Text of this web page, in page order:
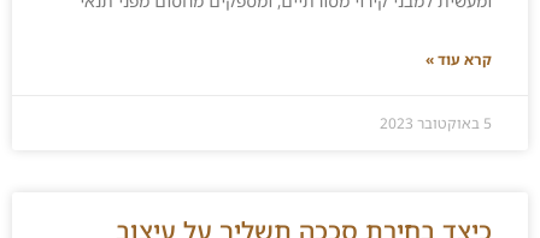
קרא עוד »
5 באוקטובר 2023
כיצד בחירת סככה תשליך על עיצוב